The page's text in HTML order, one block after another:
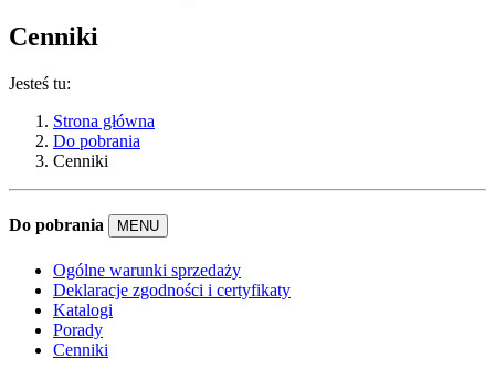
Cenniki
Jesteś tu:
Strona główna
Do pobrania
Cenniki
Do pobrania MENU
Ogólne warunki sprzedaży
Deklaracje zgodności i certyfikaty
Katalogi
Porady
Cenniki